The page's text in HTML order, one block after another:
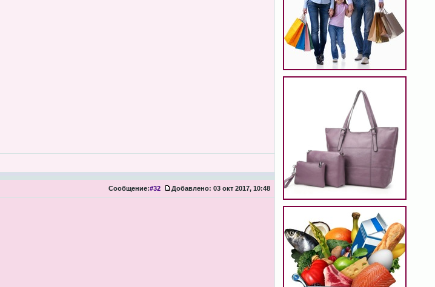
Сообщение:#32 Добавлено: 03 окт 2017, 10:48